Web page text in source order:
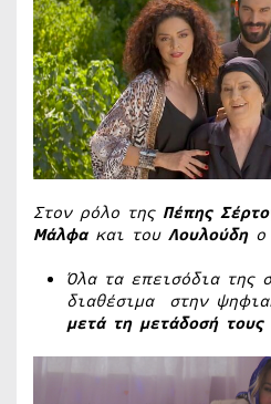
Στον ρόλο της Πέπης
Μάλφα και του Λουλούδη ο
Όλα τα επεισόδια της
διαθέσιμα στην
μετά τη μετάδοσή τους